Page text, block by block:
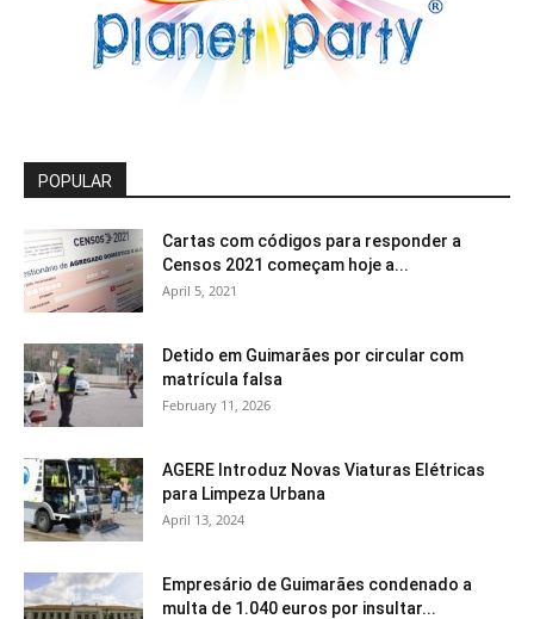
POPULAR
Cartas com códigos para responder a
Censos 2021 começam hoje a...
April 5, 2021
Detido em Guimarães por circular com
matrícula falsa
February 11, 2026
AGERE Introduz Novas Viaturas Elétricas
para Limpeza Urbana
April 13, 2024
Empresário de Guimarães condenado a
multa de 1.040 euros por insultar...